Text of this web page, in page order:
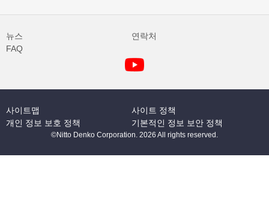
뉴스
연락처
FAQ
사이트맵
사이트 정책
개인 정보 보호 정책
기본적인 정보 보안 정책
©Nitto Denko Corporation. 2026 All rights reserved.